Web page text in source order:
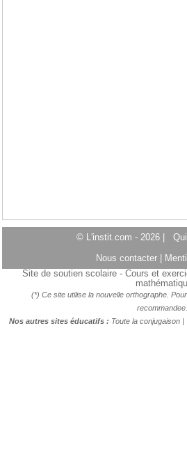
© L'instit.com - 2026 |
Nous contacter
Site de soutien scolaire - Cours et
(*) Ce site utilise la nouvelle orthographe.
Nos autres sites éducatifs : Toute la conjugaison |